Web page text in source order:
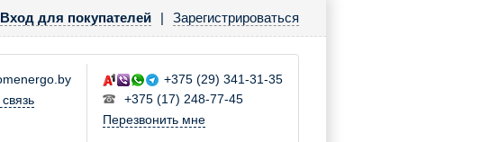
Вход для покупателей | Зарегистрироваться
+375 (29) 341-31-35
+375 (17) 248-77-45
Перезвонить мне